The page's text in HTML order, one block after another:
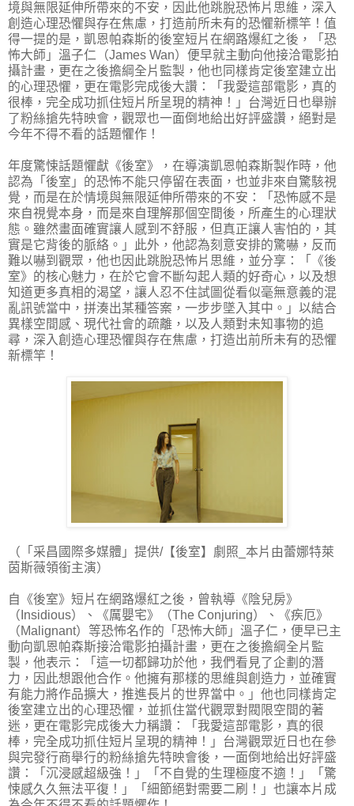
境與無限延伸所帶來的不安，因此他跳脫恐怖片思維，深入
創造心理恐懼與存在焦慮，打造前所未有的恐懼新標竿！值
得一提的是，凱恩帕森斯的後室短片在網路爆紅之後，「恐
怖大師」溫子仁（James Wan）便早就主動向他接洽電影拍
攝計畫，更在之後擔綱全片監製，他也同樣肯定後室建立出
的心理恐懼，更在電影完成後大讚：「我愛這部電影，真的
很棒，完全成功抓住短片所呈現的精神！」台灣近日也舉辦
了粉絲搶先特映會，觀眾也一面倒地給出好評盛讚，絕對是
今年不得不看的話題懼作！
年度驚悚話題懼獻《後室》，在導演凱恩帕森斯製作時，他
認為「後室」的恐怖不能只停留在表面，也並非來自驚駭視
覺，而是在於情境與無限延伸所帶來的不安：「恐怖感不是
來自視覺本身，而是來自理解那個空間後，所產生的心理狀
態。雖然畫面確實讓人感到不舒服，但真正讓人害怕的，其
實是它背後的脈絡。」此外，他認為刻意安排的驚嚇，反而
難以嚇到觀眾，他也因此跳脫恐怖片思維，並分享：「《後
室》的核心魅力，在於它會不斷勾起人類的好奇心，以及想
知道更多真相的渴望，讓人忍不住試圖從看似毫無意義的混
亂訊號當中，拼湊出某種答案，一步步墜入其中。」以結合
異樣空間感、現代社會的疏離，以及人類對未知事物的追
尋，深入創造心理恐懼與存在焦慮，打造出前所未有的恐懼
新標竿！
（「采昌國際多媒體」提供/【後室】劇照_本片由蕾娜特萊
茵斯薇領銜主演）
自《後室》短片在網路爆紅之後，曾執導《陰兒房》
（Insidious）、《厲嬰宅》（The Conjuring）、《疾厄》
（Malignant）等恐怖名作的「恐怖大師」溫子仁，便早已主
動向凱恩帕森斯接洽電影拍攝計畫，更在之後擔綱全片監
製，他表示：「這一切都歸功於他，我們看見了企劃的潛
力，因此想跟他合作。他擁有那樣的思維與創造力，並確實
有能力將作品擴大，推進長片的世界當中。」他也同樣肯定
後室建立出的心理恐懼，並抓住當代觀眾對閥限空間的著
迷，更在電影完成後大力稱讚：「我愛這部電影，真的很
棒，完全成功抓住短片呈現的精神！」台灣觀眾近日也在參
與完發行商舉行的粉絲搶先特映會後，一面倒地給出好評盛
讚：「沉浸感超級強！」「不自覺的生理極度不適！」「驚
悚感久久無法平復！」「細節絕對需要二刷！」也讓本片成